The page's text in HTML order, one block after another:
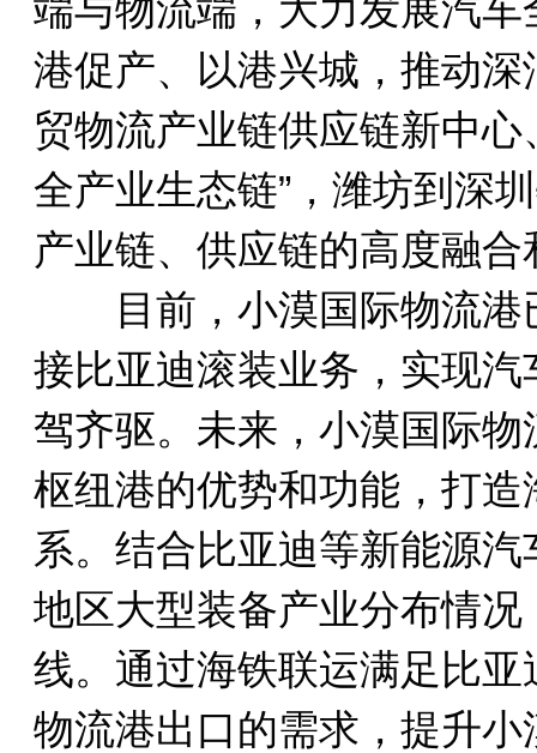
端与物流端，大力发展汽
港促产、以港兴城，推动
贸物流产业链供应链新中
全产业生态链”，潍坊到深
产业链、供应链的高度融
目前，小漠国际物流港
接比亚迪滚装业务，实现
驾齐驱。未来，小漠国际
枢纽港的优势和功能，打
系。结合比亚迪等新能源
地区大型装备产业分布情
线。通过海铁联运满足比
物流港出口的需求，提升